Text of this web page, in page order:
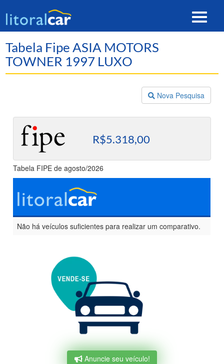
Toggle
Tabela Fipe ASIA MOTORS
TOWNER 1997 LUXO
Nova Pesquisa
R$5.318,00
Tabela FIPE de agosto/2026
Não há veículos suficientes para realizar um comparativo.
Anuncie seu veículo!